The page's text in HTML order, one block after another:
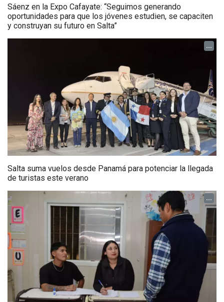
Sáenz en la Expo Cafayate: “Seguimos generando
oportunidades para que los jóvenes estudien, se capaciten
y construyan su futuro en Salta”
...
Salta suma vuelos desde Panamá para potenciar la llegada
de turistas este verano
...